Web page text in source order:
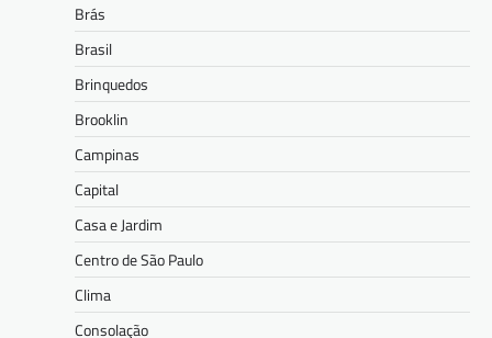
Brás
Brasil
Brinquedos
Brooklin
Campinas
Capital
Casa e Jardim
Centro de São Paulo
Clima
Consolação